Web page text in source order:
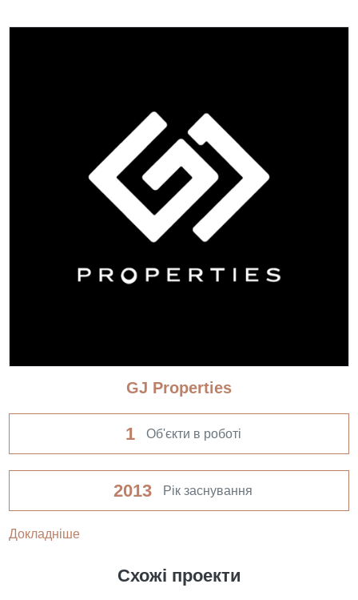
GJ Properties
1 Об'єкти в роботі
2013 Рік заснування
Докладніше
Схожі проекти